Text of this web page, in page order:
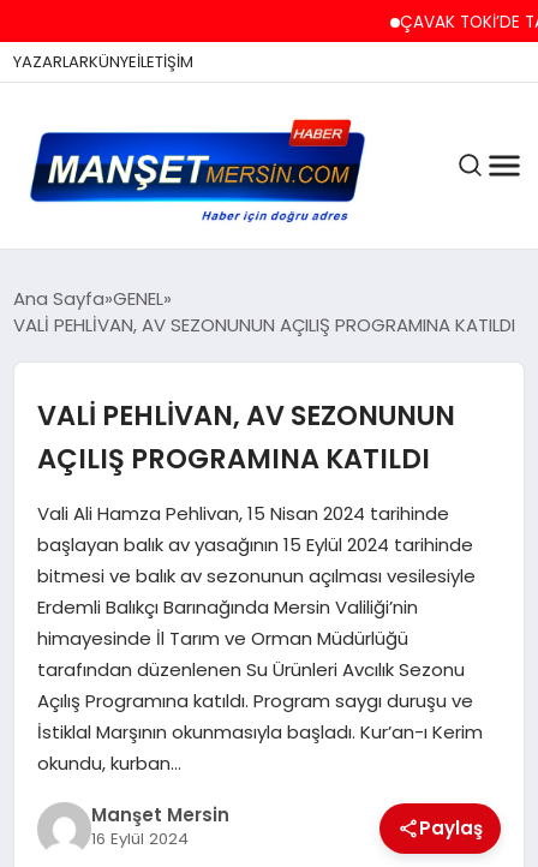
ÇAVAK TOKİ’DE TAPU
YAZARLARKÜNYEİLETİŞİM
ASAYİŞ
EKONOMİ
GÜNDEM
KÜLTÜR SANAT
MAGAZİN
SAĞLIK
Ana Sayfa GENEL
VALİ PEHLİVAN, AV SEZONUNUN AÇILIŞ PROGRAMINA KATILDI
VALİ PEHLİVAN, AV SEZONUNUN
AÇILIŞ PROGRAMINA KATILDI
Vali Ali Hamza Pehlivan, 15 Nisan 2024 tarihinde
başlayan balık av yasağının 15 Eylül 2024 tarihinde
bitmesi ve balık av sezonunun açılması vesilesiyle
Erdemli Balıkçı Barınağında Mersin Valiliği’nin
himayesinde İl Tarım ve Orman Müdürlüğü
tarafından düzenlenen Su Ürünleri Avcılık Sezonu
Açılış Programına katıldı. Program saygı duruşu ve
İstiklal Marşının okunmasıyla başladı. Kur’an-ı Kerim
okundu, kurban…
Manşet Mersin
16 Eylül 2024 Paylaş